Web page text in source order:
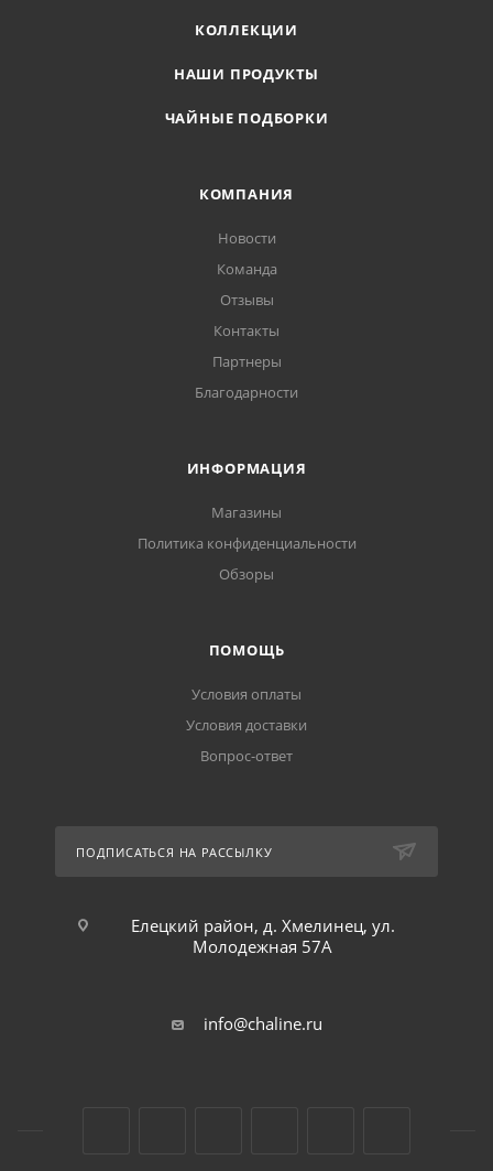
КОЛЛЕКЦИИ
НАШИ ПРОДУКТЫ
ЧАЙНЫЕ ПОДБОРКИ
КОМПАНИЯ
Новости
Команда
Отзывы
Контакты
Партнеры
Благодарности
ИНФОРМАЦИЯ
Магазины
Политика конфиденциальности
Обзоры
ПОМОЩЬ
Условия оплаты
Условия доставки
Вопрос-ответ
ПОДПИСАТЬСЯ НА РАССЫЛКУ
Елецкий район, д. Хмелинец, ул.
Молодежная 57А
info@chaline.ru